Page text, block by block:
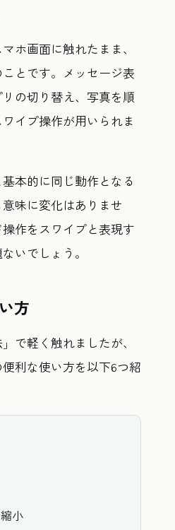
ホ画面に触れたまま、
とです。メッセージ表
の切り替え、写真を順
イプ操作が用いられま
本的に同じ動作となる
味に変化はありませ
作をスワイプと表現す
いでしょう。
方
で軽く触れましたが、
利な使い方を以下6つ紹
小